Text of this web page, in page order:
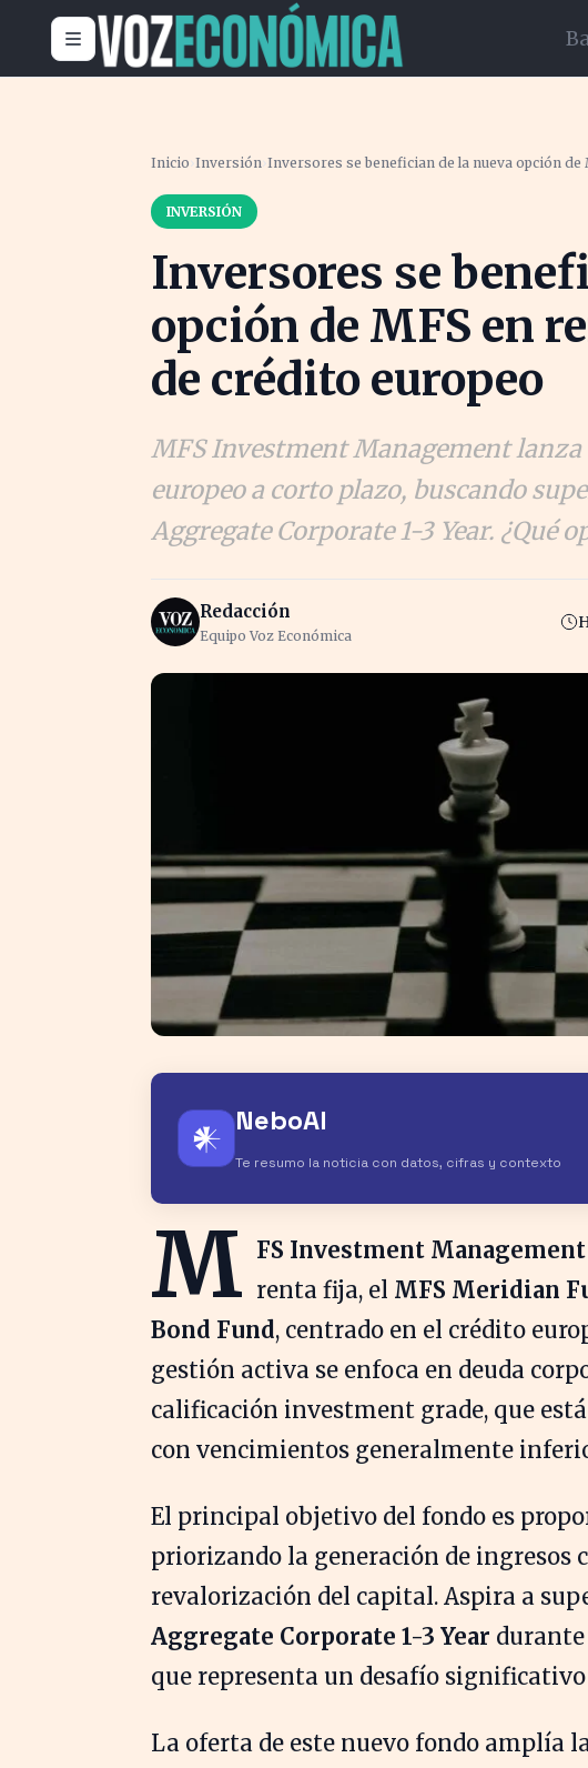
Inicio ›Inversión›Inversores se benefician de la nueva opción
INVERSIÓN
Inversores se
opción de MFS en
de crédito europeo
MFS Investment Management
europeo a corto plazo, buscando
Aggregate Corporate 1-3 Year. ¿Qué
Redacción
Equipo Voz Económica
𒀭 NeboAI
Te resumo la noticia con datos, cifras y contexto
M FS Investment Management
renta fija, el MFS Meridian
Bond Fund, centrado en el crédito
gestión activa se enfoca en deuda
calificación investment grade, que
con vencimientos generalmente
El principal objetivo del fondo es
priorizando la generación de ingresos
revalorización del capital. Aspira a
Aggregate Corporate 1-3 Year
que representa un desafío
La oferta de este nuevo fondo amplía